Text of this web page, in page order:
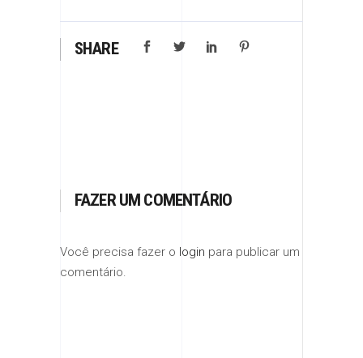
SHARE
FAZER UM COMENTÁRIO
Você precisa fazer o login para publicar um
comentário.